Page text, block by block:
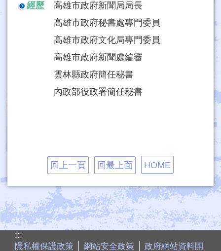
經歷
高雄市政府新聞局局長
高雄市政府秘書處專門委員
高雄市政府文化局專門委員
高雄市政府新聞處編審
雲林縣政府簡任秘書
內政部役政署簡任秘書
回上一頁 回最上面 HOME
:::
隱私權保護政策 網站安全政策 政府網站資料開